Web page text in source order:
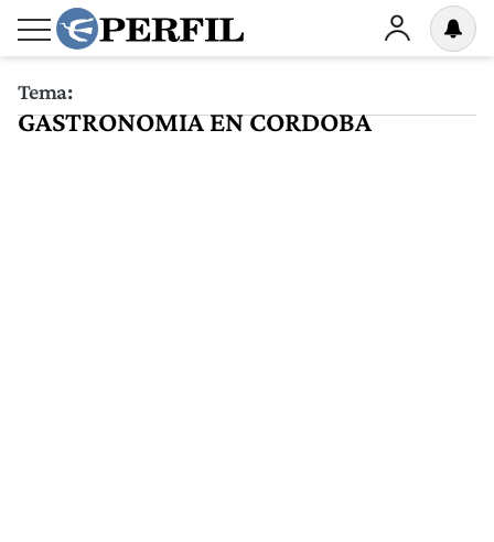
Tema:
GASTRONOMIA EN CORDOBA